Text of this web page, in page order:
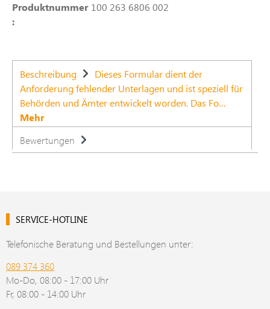
Produktnummer
:
100 263 6806 002
Beschreibung
Dieses Formular dient der
Anforderung fehlender Unterlagen und ist speziell für
Behörden und Ämter entwickelt worden. Das Fo…
Mehr
Bewertungen
SERVICE-HOTLINE
Telefonische Beratung und Bestellungen unter:
089 374 360
Mo-Do, 08:00 - 17:00 Uhr
Fr, 08:00 - 14:00 Uhr